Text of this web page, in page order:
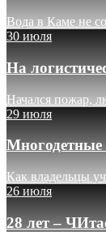
Вода в Каме не
30 июля
На
Начался пожар,
29 июля
Многодетные
Как владельцы
26 июля
28 лет –